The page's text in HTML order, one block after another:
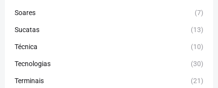
Soares (7)
Sucatas (13)
Técnica (10)
Tecnologias (30)
Terminais (21)